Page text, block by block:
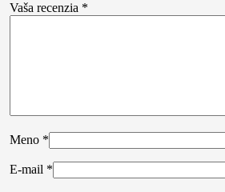
Vaša recenzia *
Meno *
E-mail *